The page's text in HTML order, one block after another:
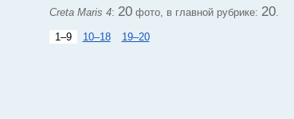
Creta Maris 4: 20фото, в главной рубрике: 20.
1–9 10–18 19–20